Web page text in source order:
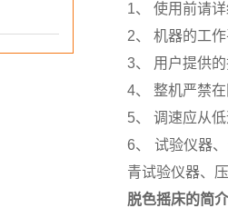
1、 使用前请详
2、 机器的工
3、 用户提供
4、 整机严禁
5、 调速应从
6、 试验仪器
青试验仪器、
脱色摇床的简介